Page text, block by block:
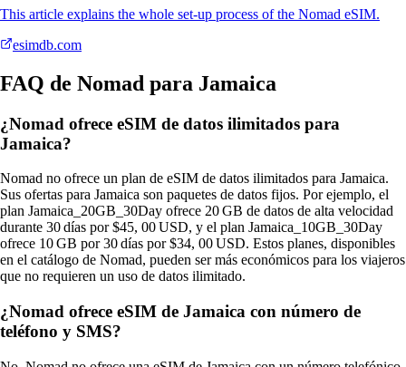
This article explains the whole set-up process of the Nomad eSIM.
esimdb.com
FAQ de Nomad para Jamaica
¿Nomad ofrece eSIM de datos ilimitados para
Jamaica?
Nomad no ofrece un plan de eSIM de datos ilimitados para Jamaica.
Sus ofertas para Jamaica son paquetes de datos fijos. Por ejemplo, el
plan Jamaica_20GB_30Day ofrece 20 GB de datos de alta velocidad
durante 30 días por $45, 00 USD, y el plan Jamaica_10GB_30Day
ofrece 10 GB por 30 días por $34, 00 USD. Estos planes, disponibles
en el catálogo de Nomad, pueden ser más económicos para los viajeros
que no requieren un uso de datos ilimitado.
¿Nomad ofrece eSIM de Jamaica con número de
teléfono y SMS?